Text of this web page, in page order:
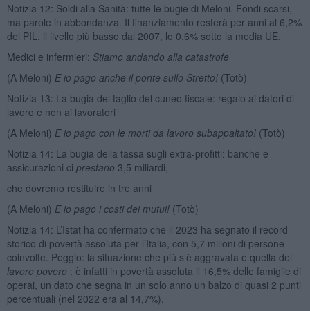
Notizia 12: Soldi alla Sanità: tutte le bugie di Meloni. Fondi scarsi,
ma parole in abbondanza. Il finanziamento resterà per anni al 6,2%
del PIL, il livello più basso dal 2007, lo 0,6% sotto la media UE.
Medici e infermieri: Stiamo andando alla catastrofe
(A Meloni) E io pago anche il ponte sullo Stretto! (Totò)
Notizia 13: La bugia del taglio del cuneo fiscale: regalo ai datori di
lavoro e non ai lavoratori
(A Meloni) E io pago con le morti da lavoro subappaltato! (Totò)
Notizia 14: La bugia della tassa sugli extra-profitti: banche e
assicurazioni ci prestano 3,5 miliardi,
che dovremo restituire in tre anni
(A Meloni) E io pago i costi dei mutui! (Totò)
Notizia 14: L’Istat ha confermato che il 2023 ha segnato il record
storico di povertà assoluta per l’Italia, con 5,7 milioni di persone
coinvolte. Peggio: la situazione che più s’è aggravata è quella del
lavoro povero : è infatti in povertà assoluta il 16,5% delle famiglie di
operai, un dato che segna in un solo anno un balzo di quasi 2 punti
percentuali (nel 2022 era al 14,7%).